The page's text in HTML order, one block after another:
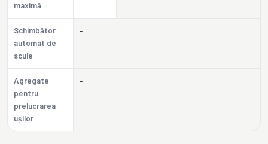
maximă
Schimbător
automat de
scule
-
Agregate
pentru
prelucrarea
ușilor
-